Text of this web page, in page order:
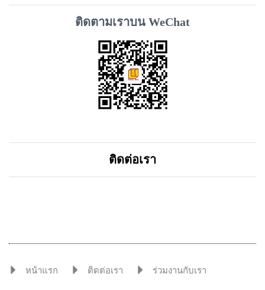
ติดตามเราบน WeChat
ติดต่อเรา
หน้าแรก ติดต่อเรา ร่วมงานกับเรา